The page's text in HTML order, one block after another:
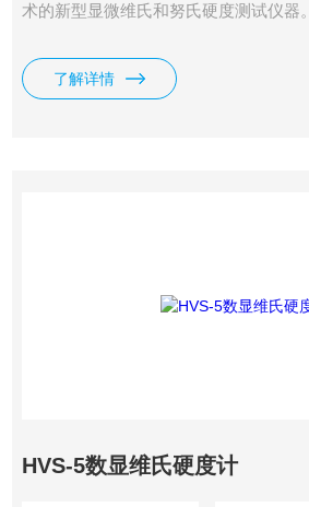
术的新型显微维氏和努氏硬度测试仪器。
了解详情
HVS-5数显维氏硬度计